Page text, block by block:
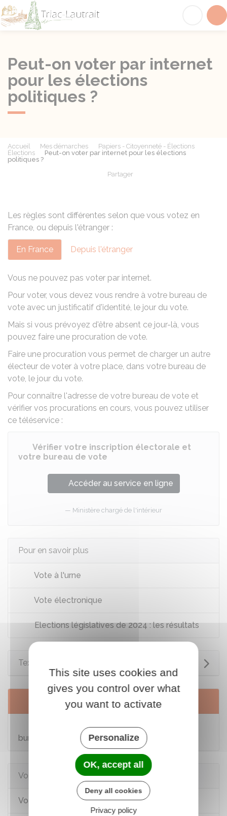
Peut-on voter par internet
pour les élections
politiques ?
Accueil Mes démarches
Papiers - Citoyenneté - Élections
Élections
Peut-on voter par internet pour les élections
politiques ?
Partager
Les règles sont différentes selon que vous votez en
France, ou depuis l'étranger :
En France Depuis l'étranger
Vous ne pouvez pas voter par internet.
Pour voter, vous devez vous rendre à votre bureau de
vote avec un justificatif d'identité, le jour du vote.
Mais si vous prévoyez d'être absent ce jour-là, vous
pouvez faire une procuration de vote.
Faire une procuration vous permet de charger un autre
électeur de voter à votre place, dans votre bureau de
vote, le jour du vote.
Pour connaître l'adresse de votre bureau de vote et
vérifier vos procurations en cours, vous pouvez utiliser
ce téléservice :
Vérifier votre inscription électorale et
votre bureau de vote
Accéder au service en ligne
Ministère chargé de l'intérieur
Pour en savoir plus
Vote à l'urne
Vote électronique
Elections législatives de 2024 : les résultats
Textes de référence
Services en ligne et formulaires
Vérifier votre inscription électorale et votre
bureau de vote
Voir aussi
Vote d'un Français installé à l'étranger
This site uses cookies and
gives you control over what
you want to activate
Personalize
OK, accept all
Deny all cookies
Privacy policy